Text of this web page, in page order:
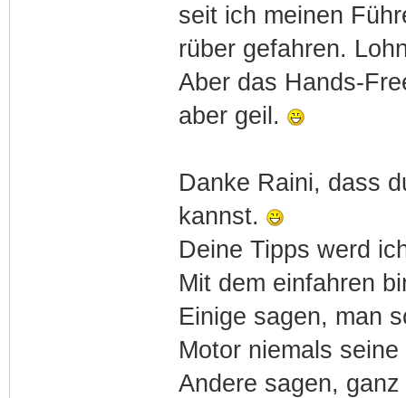
seit ich meinen
rüber gefahren.
Aber das Hands-
aber geil.
Danke Raini, dass
kannst.
Deine Tipps werd
Mit dem einfahren
Einige sagen, man
Motor niemals
Andere sagen,